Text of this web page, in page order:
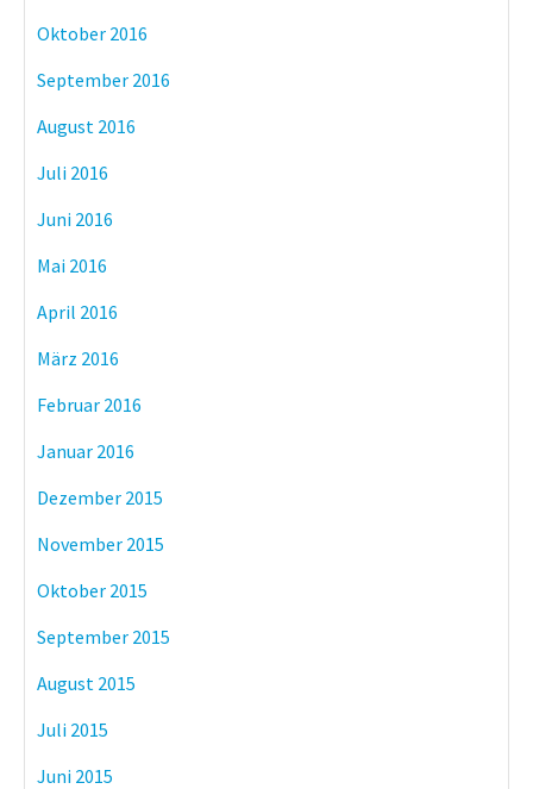
Oktober 2016
September 2016
August 2016
Juli 2016
Juni 2016
Mai 2016
April 2016
März 2016
Februar 2016
Januar 2016
Dezember 2015
November 2015
Oktober 2015
September 2015
August 2015
Juli 2015
Juni 2015